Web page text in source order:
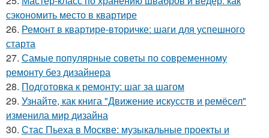
сэкономить место в квартире
26. Ремонт в квартире-вторичке: шаги для успешного
старта
27. Самые популярные советы по современному
ремонту без дизайнера
28. Подготовка к ремонту: шаг за шагом
29. Узнайте, как книга "Движение искусств и ремёсел"
изменила мир дизайна
30. Стас Пьеха в Москве: музыкальные проекты и